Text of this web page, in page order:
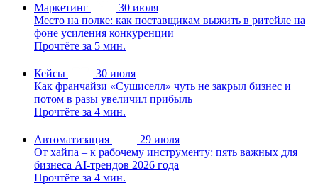
Маркетинг
30 июля
Место на полке: как поставщикам выжить в ритейле на
фоне усиления конкуренции
Прочтёте за 5 мин.
Кейсы
30 июля
Как франчайзи «Сушиселл» чуть не закрыл бизнес и
потом в разы увеличил прибыль
Прочтёте за 4 мин.
Автоматизация
29 июля
От хайпа – к рабочему инструменту: пять важных для
бизнеса AI-трендов 2026 года
Прочтёте за 4 мин.